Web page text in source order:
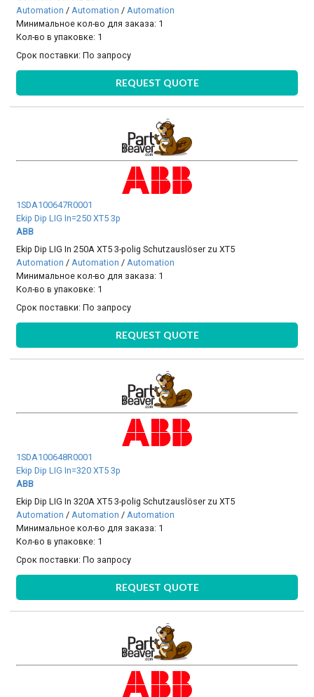
Automation /Automation /Automation
Минимальное кол-во для заказа: 1
Кол-во в упаковке: 1
Срок поставки:По запросу
REQUEST QUOTE
1SDA100647R0001
Ekip Dip LIG In=250 XT5 3p
ABB
Ekip Dip LIG In 250A XT5 3-polig Schutzauslöser zu XT5
Automation /Automation /Automation
Минимальное кол-во для заказа: 1
Кол-во в упаковке: 1
Срок поставки:По запросу
REQUEST QUOTE
1SDA100648R0001
Ekip Dip LIG In=320 XT5 3p
ABB
Ekip Dip LIG In 320A XT5 3-polig Schutzauslöser zu XT5
Automation /Automation /Automation
Минимальное кол-во для заказа: 1
Кол-во в упаковке: 1
Срок поставки:По запросу
REQUEST QUOTE